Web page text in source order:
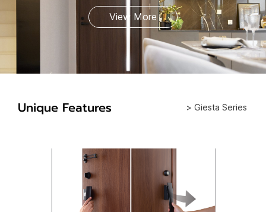
View More
Unique Features > Giesta Series